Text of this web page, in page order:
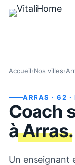
Accueil›Nos villes›
ARRAS · 62
Coach
àArras.
Un enseignant